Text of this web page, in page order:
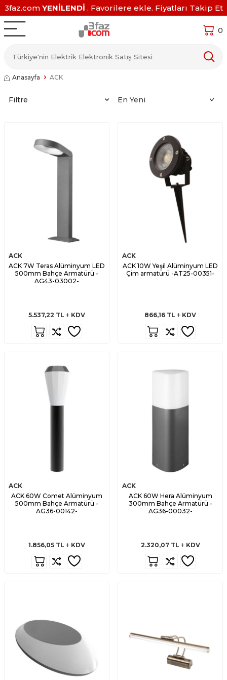
3faz.com YENİLENDİ . Favorilere ekle. Fiyatları Takip Et
0
Anasayfa ACK
Filtre
ACK
ACK 7W Teras Alüminyum LED
500mm Bahçe Armatürü -
AG43-03002-
5.537,22 TL KDV
ACK
ACK 10W Yeşil Alüminyum LED
Çim armatürü -AT25-00351-
866,16 TL KDV
ACK
ACK 60W Comet Alüminyum
500mm Bahçe Armatürü -
AG36-00142-
1.856,05 TL KDV
ACK
ACK 60W Hera Alüminyum
300mm Bahçe Armatürü -
AG36-00032-
2.320,07TL KDV